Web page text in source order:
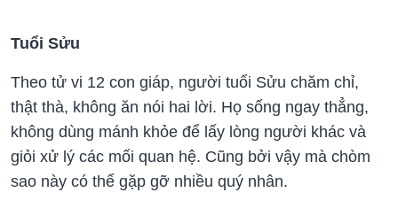
Tuổi Sửu
Theo tử vi 12 con giáp, người tuổi Sửu chăm chỉ,
thật thà, không ăn nói hai lời. Họ sống ngay thẳng,
không dùng mánh khỏe để lấy lòng người khác và
giỏi xử lý các mối quan hệ. Cũng bởi vậy mà chòm
sao này có thể gặp gỡ nhiều quý nhân.